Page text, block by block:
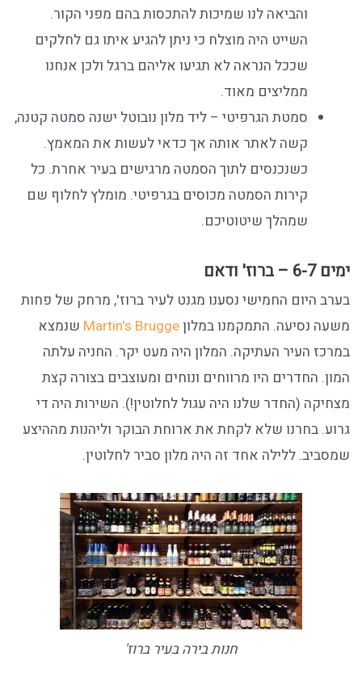
והביאה לנו שמיכות להתכסות בהם מפני הקור.
השייט היה מוצלח כי ניתן להגיע איתו גם לחלקים
שככל הנראה לא תגיעו אליהם ברגל ולכן אנחנו
ממליצים מאוד.
סמטת הגרפיטי – ליד מלון נובוטל ישנה סמטה קטנה,
קשה לאתר אותה אך כדאי לעשות את המאמץ.
כשנכנסים לתוך הסמטה מרגישים בעיר אחרת. כל
קירות הסמטה מכוסים בגרפיטי. מומלץ לחלוף שם
שמהלך שיטוטיכם.
ימים 6-7 – ברוז' ודאם
בערב היום החמישי נסענו מגנט לעיר ברוז', מרחק של פחות
משעה נסיעה. התמקמנו במלוןMartin's Brugge שנמצא
במרכז העיר העתיקה. המלון היה מעט יקר. החניה עלתה
המון. החדרים היו מרווחים ונוחים ומעוצבים בצורה קצת
מצחיקה (החדר שלנו היה עגול לחלוטין!). השירות היה די
גרוע. בחרנו שלא לקחת את ארוחת הבוקר וליהנות מההיצע
שמסביב. ללילה אחד זה היה מלון סביר לחלוטין.
חנות בירה בעיר ברוז'